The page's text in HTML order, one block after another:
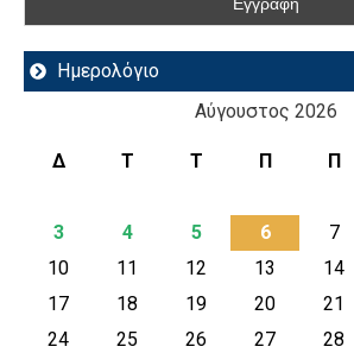
Ημερολόγιο
Αύγουστος 2026
Δ Τ Τ Π Π
3
4 5 6 7
10
11 12 13 14
17
18 19 20 21
24
25 26 27 28